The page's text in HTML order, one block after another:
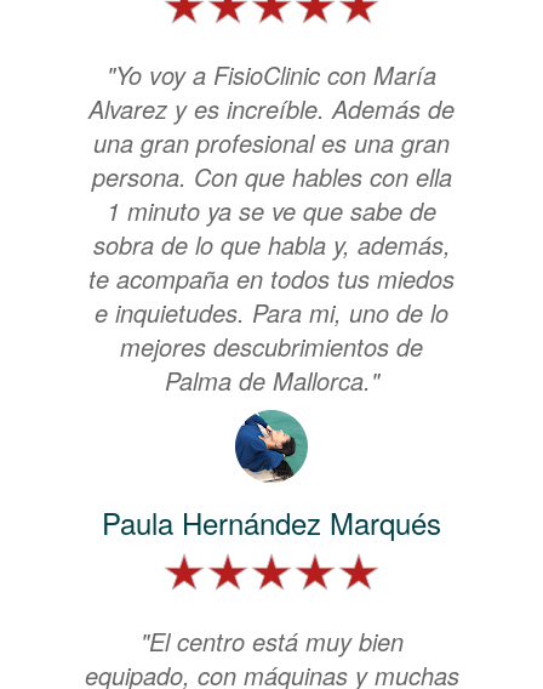
"Yo voy a FisioClinic con María
Alvarez y es increíble. Además de
una gran profesional es una gran
persona. Con que hables con ella
1 minuto ya se ve que sabe de
sobra de lo que habla y, además,
te acompaña en todos tus miedos
e inquietudes. Para mi, uno de lo
mejores descubrimientos de
Palma de Mallorca."
Paula Hernández Marqués
"El centro está muy bien
equipado, con máquinas y muchas